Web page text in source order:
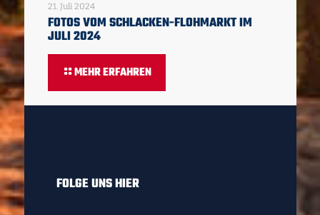
21. Juli 2024
FOTOS VOM SCHLACKEN-FLOHMARKT IM
JULI 2024
MEHR ERFAHREN
FOLGE UNS HIER